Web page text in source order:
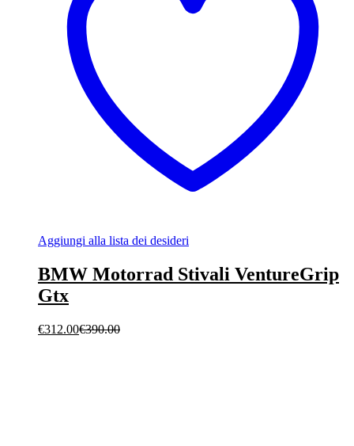
Aggiungi alla lista dei desideri
BMW Motorrad Stivali VentureGrip
Gtx
€312.00€390.00